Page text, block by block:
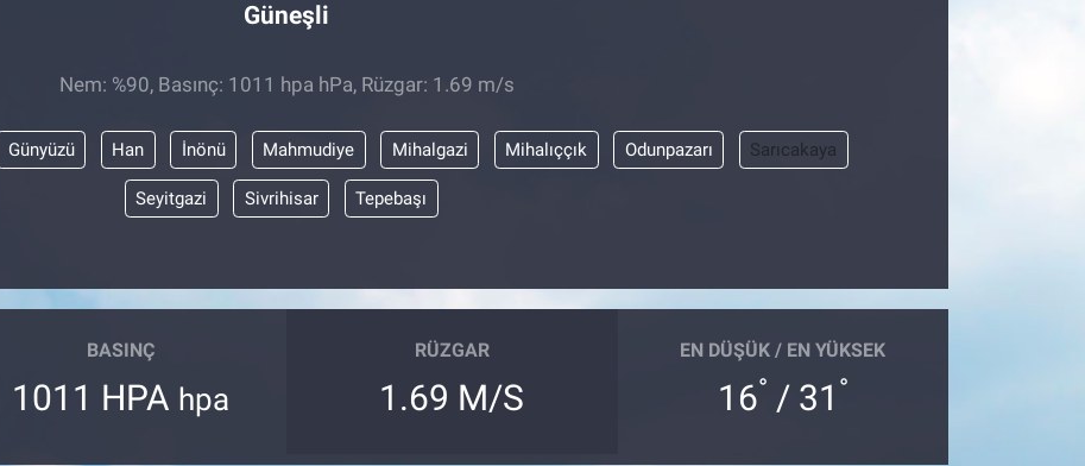
Güneşli
Nem: %90, Basınç: 1011 hpa hPa, Rüzgar: 1.69 m/s
Günyüzü Han İnönü Mahmudiye Mihalgazi Mihalıççık Odunpazarı Sarıcakaya
Seyitgazi Sivrihisar Tepebaşı
BASINÇ
1011 HPA hpa
RÜZGAR
1.69 M/S
EN DÜŞÜK / EN YÜKSEK
16° / 31 °